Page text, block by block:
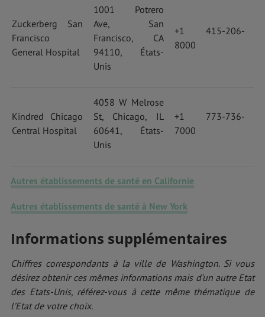
Zuckerberg San
Francisco
General Hospital
1001 Potrero
Ave, San
Francisco, CA
94110, États-
Unis
+1 415-206-
8000
Kindred Chicago
Central Hospital
4058 W Melrose
St, Chicago, IL
60641, États-
Unis
+1 773-736-
7000
Autres établissements de santé en Californie
Autres établissements de santé à New York
Informations supplémentaires
Chiffres correspondants à la ville de Washington. Si vous
désirez obtenir ces mêmes informations mais d’un autre Etat
des Etats-Unis, référez-vous à cette même thématique de
l’Etat de votre choix.